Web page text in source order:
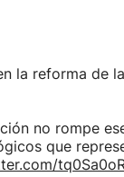
la reforma de
no rompe
que